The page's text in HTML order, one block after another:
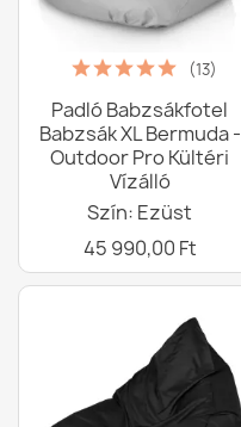
(13)
Padló Babzsákfotel
Babzsák XL Bermuda -
Outdoor Pro Kültéri
Vízálló
Szín: Ezüst
45 990,00 Ft